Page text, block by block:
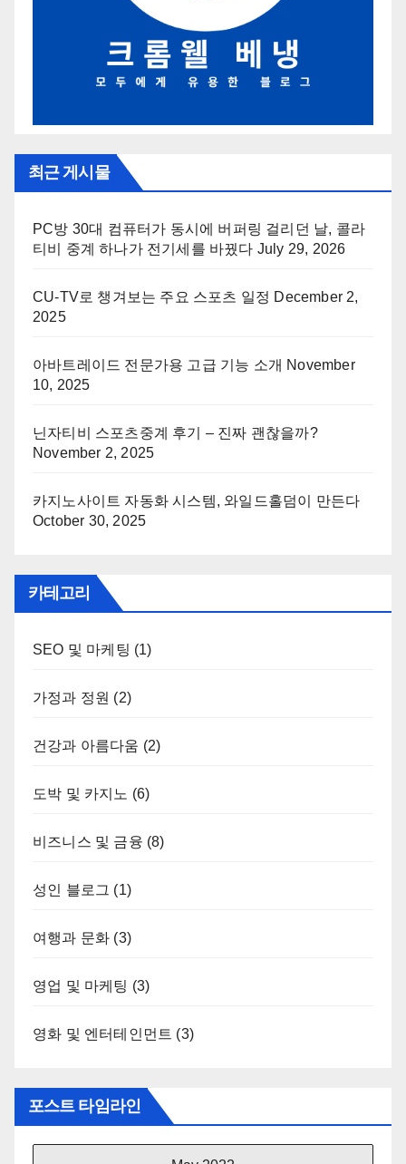
최근 게시물
PC방 30대 컴퓨터가 동시에 버퍼링 걸리던 날, 콜라
티비 중계 하나가 전기세를 바꿨다 July 29, 2026
CU-TV로 챙겨보는 주요 스포츠 일정 December 2,
2025
아바트레이드 전문가용 고급 기능 소개 November
10, 2025
닌자티비 스포츠중계 후기 – 진짜 괜찮을까?
November 2, 2025
카지노사이트 자동화 시스템, 와일드홀덤이 만든다
October 30, 2025
카테고리
SEO 및 마케팅 (1)
가정과 정원 (2)
건강과 아름다움 (2)
도박 및 카지노 (6)
비즈니스 및 금융 (8)
성인 블로그 (1)
여행과 문화 (3)
영업 및 마케팅 (3)
영화 및 엔터테인먼트 (3)
포스트 타임라인